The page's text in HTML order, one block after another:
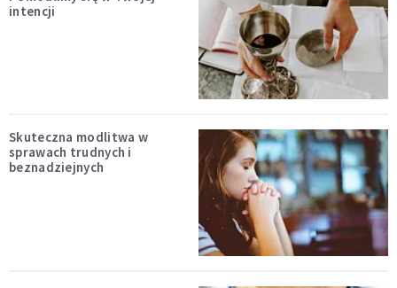
intencji
Skuteczna modlitwa w
sprawach trudnych i
beznadziejnych